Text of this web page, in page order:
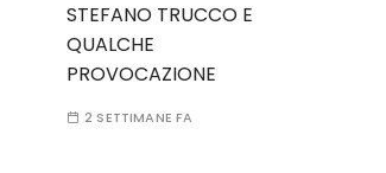
STEFANO TRUCCO E
QUALCHE
PROVOCAZIONE
2 SETTIMANE FA